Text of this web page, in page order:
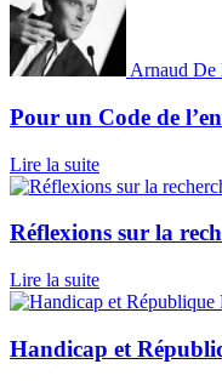
Arnaud De
Pour un Code de
Lire la suite
Réflexions sur la
Lire la suite
Handicap et